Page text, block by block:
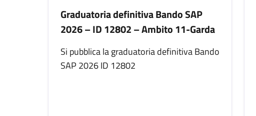
Graduatoria definitiva Bando SAP
2026 – ID 12802 – Ambito 11-Garda
Si pubblica la graduatoria definitiva Bando
SAP 2026 ID 12802